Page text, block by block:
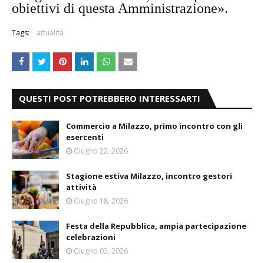
obiettivi di questa Amministrazione».
Tags: attualità
QUESTI POST POTREBBERO INTERESSARTI
Commercio a Milazzo, primo incontro con gli
esercenti
Giugno 22, 2026
Stagione estiva Milazzo, incontro gestori
attività
Giugno 18, 2026
Festa della Repubblica, ampia partecipazione
celebrazioni
Giugno 03, 2026